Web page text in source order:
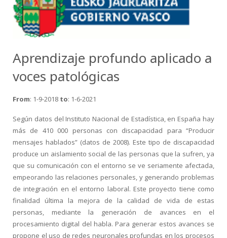
Aprendizaje profundo aplicado a
voces patológicas
From: 1-9-2018 to: 1-6-2021
Según datos del Instituto Nacional de Estadística, en España hay
más de 410 000 personas con discapacidad para “Producir
mensajes hablados” (datos de 2008). Este tipo de discapacidad
produce un aislamiento social de las personas que la sufren, ya
que su comunicación con el entorno se ve seriamente afectada,
empeorando las relaciones personales, y generando problemas
de integración en el entorno laboral. Este proyecto tiene como
finalidad última la mejora de la calidad de vida de estas
personas, mediante la generación de avances en el
procesamiento digital del habla. Para generar estos avances se
propone el uso de redes neuronales profundas en los procesos